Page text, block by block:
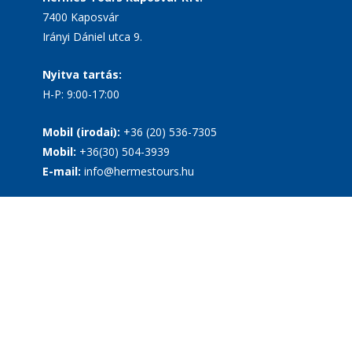
7400 Kaposvár
Irányi Dániel utca 9.
Nyitva tartás:
H-P: 9:00-17:00
Mobil (irodai): +36 (20) 536-7305
Mobil: +36(30) 504-3939
E-mail: info@hermestours.hu